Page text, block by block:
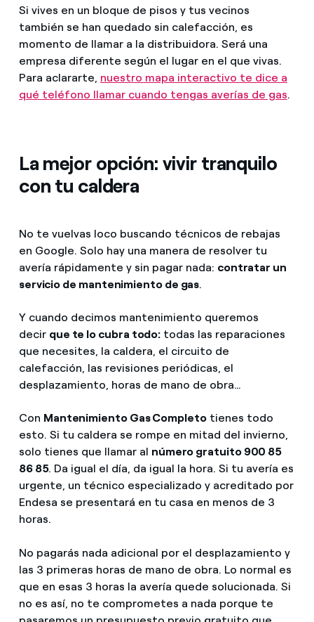
Si vives en un bloque de pisos y tus vecinos
también se han quedado sin calefacción, es
momento de llamar a la distribuidora. Será una
empresa diferente según el lugar en el que vivas.
Para aclararte, nuestro mapa interactivo te dice a
qué teléfono llamar cuando tengas averías de gas.
La mejor opción: vivir tranquilo
con tu caldera
No te vuelvas loco buscando técnicos de rebajas
en Google. Solo hay una manera de resolver tu
avería rápidamente y sin pagar nada: contratar un
servicio de mantenimiento de gas.
Y cuando decimos mantenimiento queremos
decir que te lo cubra todo: todas las reparaciones
que necesites, la caldera, el circuito de
calefacción, las revisiones periódicas, el
desplazamiento, horas de mano de obra…
Con Mantenimiento Gas Completotienes todo
esto. Si tu caldera se rompe en mitad del invierno,
solo tienes que llamar al número gratuito 900 85
86 85. Da igual el día, da igual la hora. Si tu avería es
urgente, un técnico especializado y acreditado por
Endesa se presentará en tu casa en menos de 3
horas.
No pagarás nada adicional por el desplazamiento y
las 3 primeras horas de mano de obra. Lo normal es
que en esas 3 horas la avería quede solucionada. Si
no es así, no te comprometes a nada porque te